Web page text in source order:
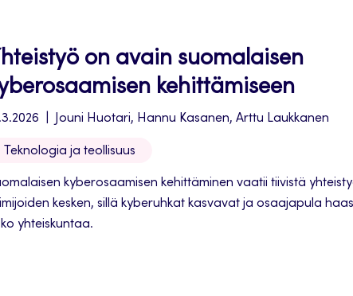
on avain suomalaisen
kehittämiseen
Jouni Huotari, Hannu Kasanen, Arttu Laukkanen
Teknologia ja teollisuus
kyberosaamisen kehittäminen vaatii tiivistä
kesken, sillä kyberuhkat kasvavat ja osaajapula
yhteiskuntaa.